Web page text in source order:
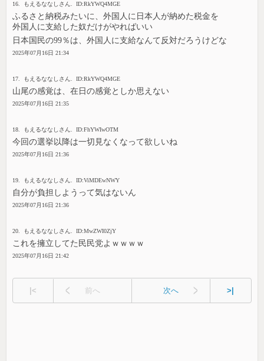
16. もえるななしさん. ID:RkYWQ4MGE
ふるさと納税みたいに、外国人に日本人が納めた税金を
外国人に支給した奴だけがやればいい
日本国民の99％は、外国人に支給なんて反対だろうけどな
2025年07月16日 21:34
17. もえるななしさん. ID:RkYWQ4MGE
山尾の感覚は、在日の感覚としか思えない
2025年07月16日 21:35
18. もえるななしさん. ID:FhYWIwOTM
今回の選挙以降は一切見なくなって欲しいね
2025年07月16日 21:36
19. もえるななしさん. ID:ViMDEwNWY
自分が負担しようって気はないん
2025年07月16日 21:36
20. もえるななしさん. ID:MwZWI0ZjY
これを擁立してた民民党よｗｗｗｗ
2025年07月16日 21:42
|< 前へ 次へ >|